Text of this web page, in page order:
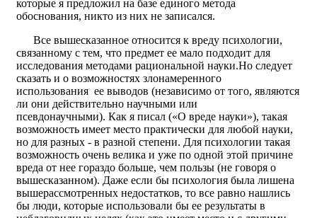
которые я предложил на базе единого метода
обоснования, никто из них не записался.
Все вышесказанное относится к вреду психологии,
связанному с тем, что предмет ее мало подходит для
исследования методами рациональной науки.Но следует
сказать и о возможностях злонамеренного
использования ее выводов (независимо от того, являются
ли они действительно научными или
псевдонаучными). Как я писал («О вреде науки»), такая
возможность имеет место практически для любой науки,
но для разных - в разной степени. Для психологии такая
возможность очень велика и уже по одной этой причине
вреда от нее гораздо больше, чем пользы (не говоря о
вышесказанном). Даже если бы психология была лишена
вышерассмотренных недостатков, то все равно нашлись
бы люди, которые использовали бы ее результаты в